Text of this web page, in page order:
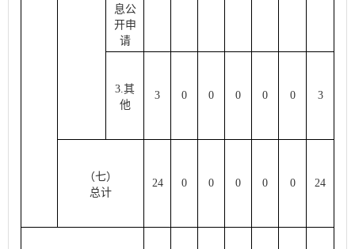
息公
开申
请
3.其
他
3 0 0 0 0 0 3
（七）
总计
24 0 0 0 0 0 24